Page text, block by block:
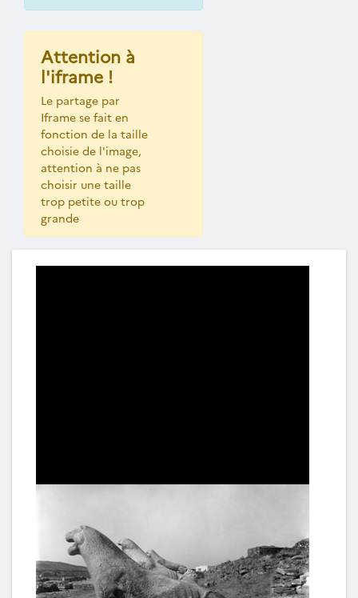
Attention à
l'iframe !
Le partage par
Iframe se fait en
fonction de la taille
choisie de l'image,
attention à ne pas
choisir une taille
trop petite ou trop
grande